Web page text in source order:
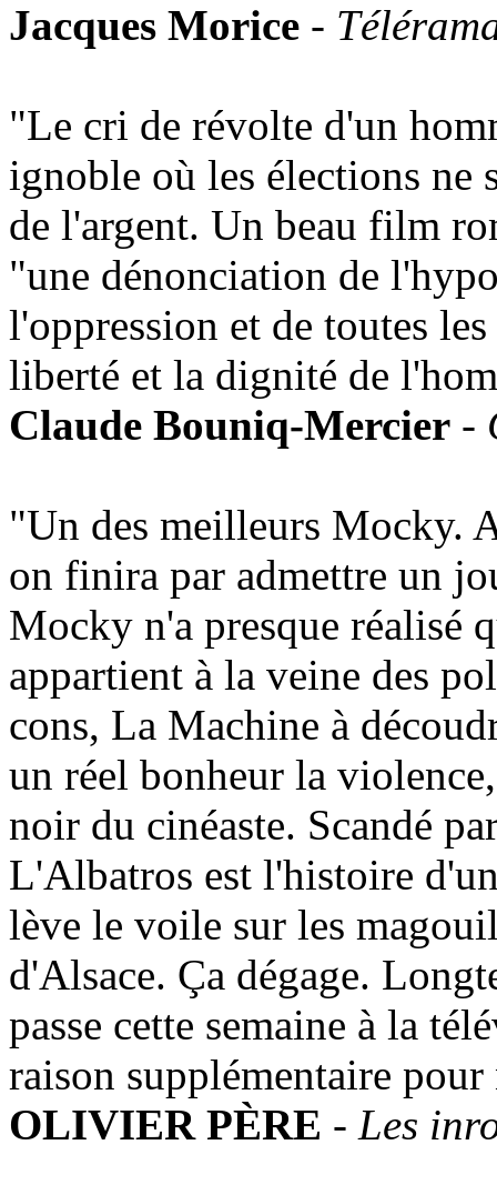
Jacques Morice -
"Le cri de révolte d'un
ignoble où les élections ne
de l'argent. Un beau film
"une dénonciation de
l'oppression et de toutes
liberté et la dignité de
Claude Bouniq-Mercier -
"Un des meilleurs Mocky.
on finira par admettre un
Mocky n'a presque réalisé
appartient à la veine des
cons, La Machine à
un réel bonheur la
noir du cinéaste. Scandé
L'Albatros est l'histoire
lève le voile sur les
d'Alsace. Ça dégage.
passe cette semaine à la
raison supplémentaire pour
OLIVIER PÈRE - Les